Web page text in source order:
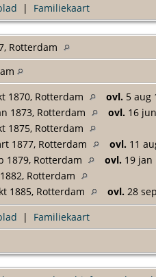
| Familiekaart
Rotterdam
1870, Rotterdam ovl. 5 aug
1873, Rotterdam ovl. 16
1875, Rotterdam
1877, Rotterdam ovl. 11
1879, Rotterdam ovl. 19 jan
Rotterdam
1885, Rotterdam ovl. 28
| Familiekaart